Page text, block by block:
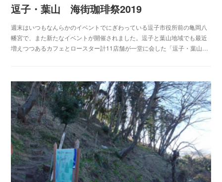
逗子・葉山 海街珈琲祭2019
週末はいつもなんらかのイベントでにぎわっている逗子市役所前の亀岡八
幡宮で、また新たなイベントが開催されました。逗子と葉山地域でも最近
増えつつあるカフェとロースター計11店舗が一堂に会した「逗子・葉山…